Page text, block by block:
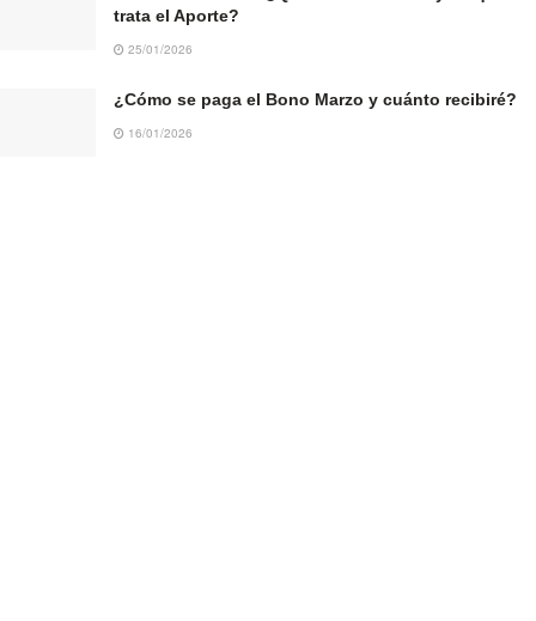
trata el Aporte?
25/01/2026
¿Cómo se paga el Bono Marzo y cuánto recibiré?
16/01/2026